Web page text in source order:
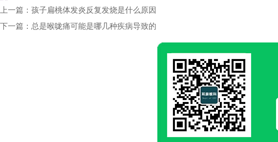
上一篇： 孩子扁桃体发炎反复发烧是什么原因
下一篇： 总是喉咙痛可能是哪几种疾病导致的